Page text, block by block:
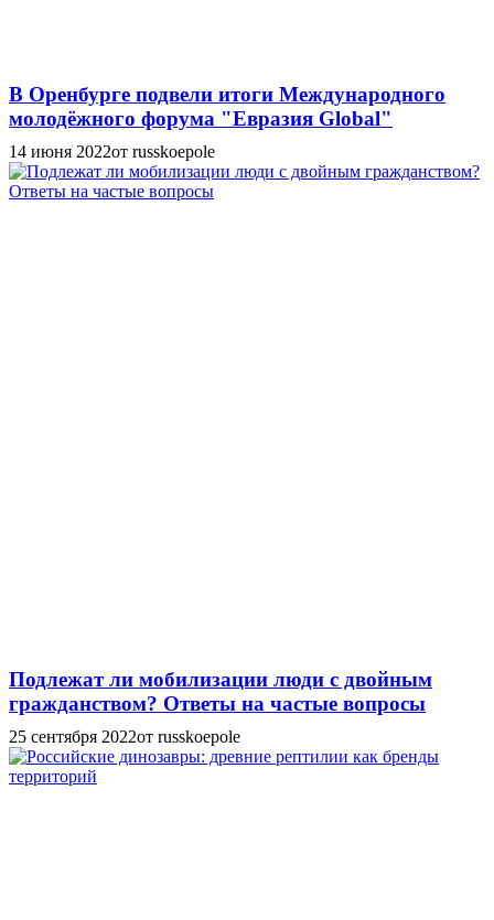
В Оренбурге подвели итоги Международного
молодёжного форума "Евразия Global"
14 июня 2022от russkoepole
Подлежат ли мобилизации люди с двойным
гражданством? Ответы на частые вопросы
25 сентября 2022от russkoepole